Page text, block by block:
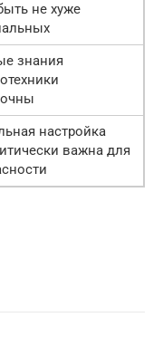
не хуже
знания
настройка
важна для